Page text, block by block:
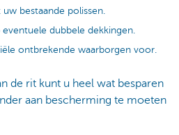
bestaande polissen.
dubbele dekkingen.
ontbrekende waarborgen voor.
de rit kunt u heel wat besparen
aan bescherming te moeten